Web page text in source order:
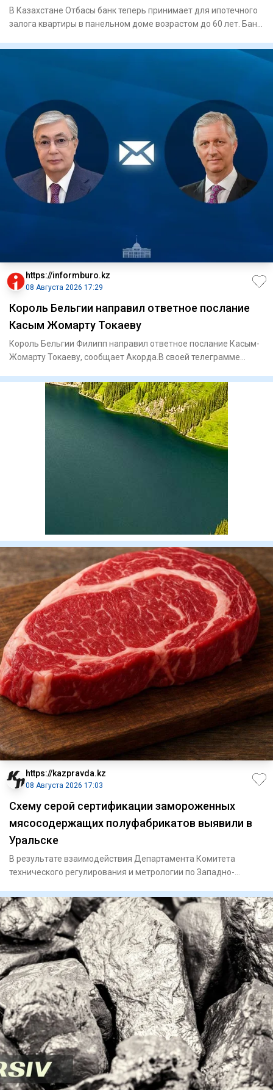
В Казахстане Отбасы банк теперь принимает для ипотечного
залога квартиры в панельном доме возрастом до 60 лет. Банк
https://informburo.kz
08 Августа 2026 17:29
Король Бельгии направил ответное послание
Касым Жомарту Токаеву
Король Бельгии Филипп направил ответное послание Касым-
Жомарту Токаеву, сообщает Акорда.В своей телеграмме
https://kazpravda.kz
08 Августа 2026 17:03
Схему серой сертификации замороженных
мясосодержащих полуфабрикатов выявили в
Уральске
В результате взаимодействия Департамента Комитета
технического регулирования и метрологии по Западно-